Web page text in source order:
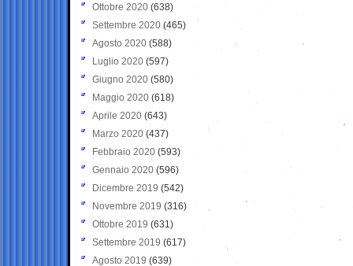
Ottobre 2020 (638)
Settembre 2020(465)
Agosto 2020 (588)
Luglio 2020 (597)
Giugno 2020 (580)
Maggio 2020 (618)
Aprile 2020 (643)
Marzo 2020 (437)
Febbraio 2020 (593)
Gennaio 2020 (596)
Dicembre 2019 (542)
Novembre 2019 (316)
Ottobre 2019 (631)
Settembre 2019 (617)
Agosto 2019 (639)